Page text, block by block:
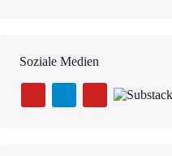
Soziale Medien